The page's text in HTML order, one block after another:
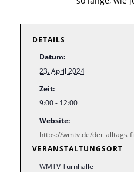
DETAILS
Datum:
23. April 2024
Zeit:
9:00 - 12:00
Website:
https://wmtv.de/der-alltags-
VERANSTALTUNGSORT
WMTV Turnhalle